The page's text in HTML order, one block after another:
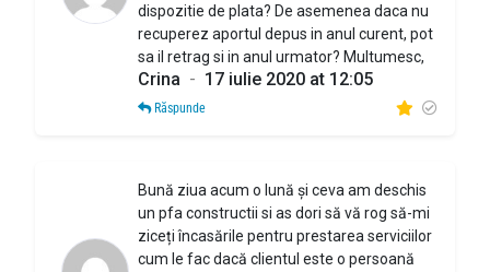
dispozitie de plata? De asemenea daca nu
recuperez aportul depus in anul curent, pot
sa il retrag si in anul urmator? Multumesc,
Crina - 17 iulie 2020 at 12:05
Răspunde
Bună ziua acum o lună și ceva am deschis
un pfa constructii si as dori să vă rog să-mi
ziceți încasările pentru prestarea serviciilor
cum le fac dacă clientul este o persoană